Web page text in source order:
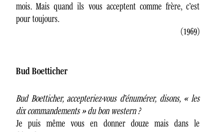
mois. Mais quand ils vous acceptent comme frère, c’est
pour toujours.
(1969)
Bud Boetticher
Bud Boetticher, accepteriez-vous d’énumérer, disons, « les
dix commandements » du bon western ?
Je puis même vous en donner douze mais dans le